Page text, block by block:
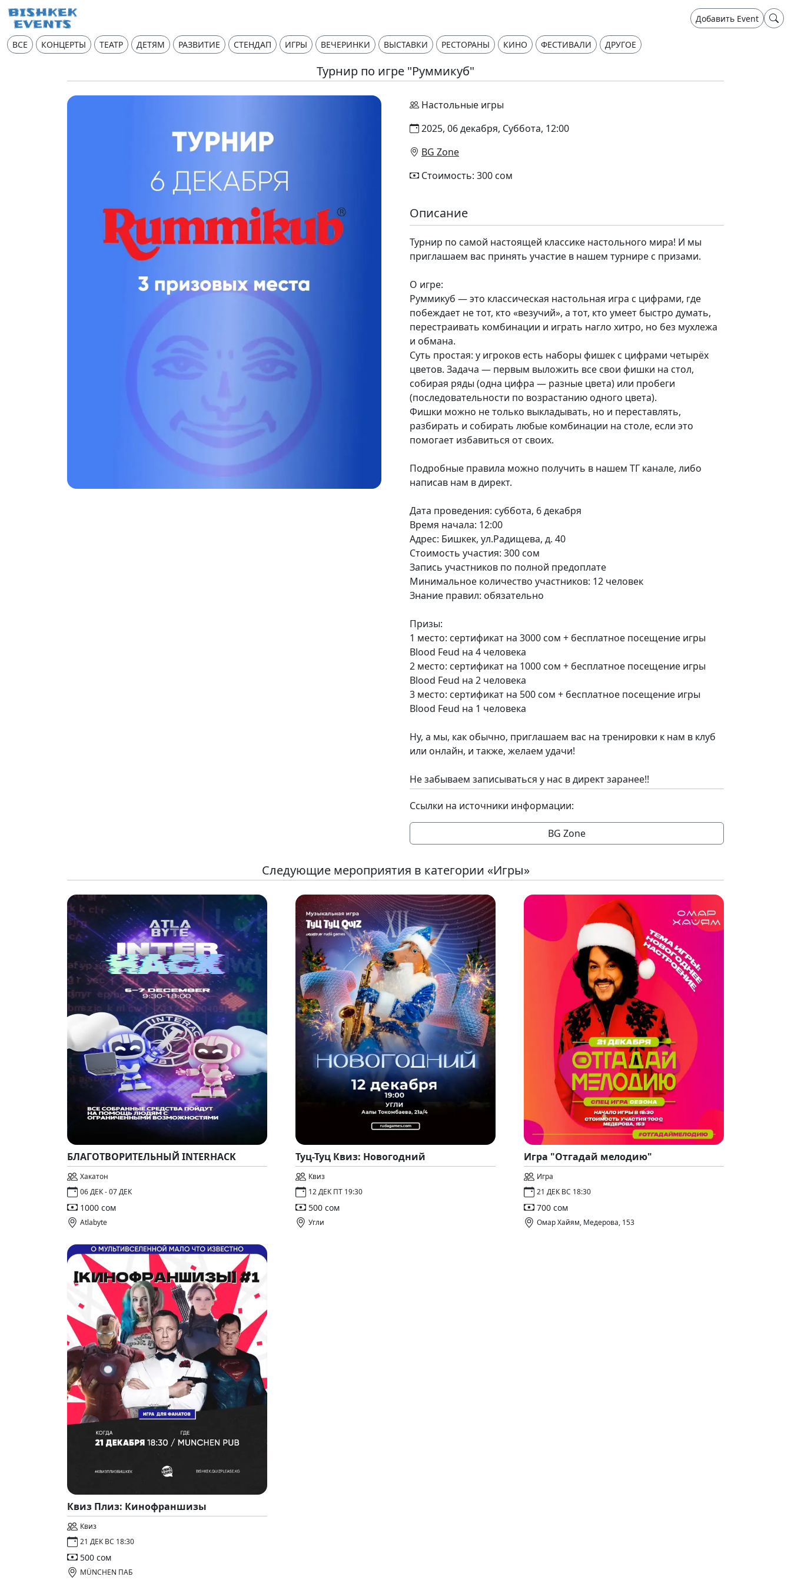
Добавить Event
ВСЕ КОНЦЕРТЫ ТЕАТР ДЕТЯМ РАЗВИТИЕ СТЕНДАП ИГРЫ ВЕЧЕРИНКИ ВЫСТАВКИ РЕСТОРАНЫ КИНО ФЕСТИВАЛИ ДРУГОЕ
Турнир по игре "Руммикуб"
Настольные игры
2025, 06 декабря, Суббота, 12:00
BG Zone
Стоимость: 300 сом
Описание
Турнир по самой настоящей классике настольного мира! И мы
приглашаем вас принять участие в нашем турнире с призами.
О игре:
Руммикуб — это классическая настольная игра с цифрами, где
побеждает не тот, кто «везучий», а тот, кто умеет быстро думать,
перестраивать комбинации и играть нагло хитро, но без мухлежа
и обмана.
Суть простая: у игроков есть наборы фишек с цифрами четырёх
цветов. Задача — первым выложить все свои фишки на стол,
собирая ряды (одна цифра — разные цвета) или пробеги
(последовательности по возрастанию одного цвета).
Фишки можно не только выкладывать, но и переставлять,
разбирать и собирать любые комбинации на столе, если это
помогает избавиться от своих.
Подробные правила можно получить в нашем ТГ канале, либо
написав нам в директ.
Дата проведения: суббота, 6 декабря
Время начала: 12:00
Адрес: Бишкек, ул.Радищева, д. 40
Стоимость участия: 300 сом
Запись участников по полной предоплате
Минимальное количество участников: 12 человек
Знание правил: обязательно
Призы:
1 место: сертификат на 3000 сом + бесплатное посещение игры
Blood Feud на 4 человека
2 место: сертификат на 1000 сом + бесплатное посещение игры
Blood Feud на 2 человека
3 место: сертификат на 500 сом + бесплатное посещение игры
Blood Feud на 1 человека
Ну, а мы, как обычно, приглашаем вас на тренировки к нам в клуб
или онлайн, и также, желаем удачи!
Не забываем записываться у нас в директ заранее!!
Ссылки на источники информации:
BG Zone
Следующие мероприятия в категории «Игры»
БЛАГОТВОРИТЕЛЬНЫЙ INTERHACK
Хакатон
06 ДЕК - 07 ДЕК
1000 сом
Atlabyte
Туц-Туц Квиз: Новогодний
Квиз
12 ДЕК ПТ 19:30
500 сом
Угли
Игра "Отгадай мелодию"
Игра
21 ДЕК ВС 18:30
700 сом
Омар Хайям, Медерова, 153
Квиз Плиз: Кинофраншизы
Квиз
21 ДЕК ВС 18:30
500 сом
MÜNCHEN ПАБ